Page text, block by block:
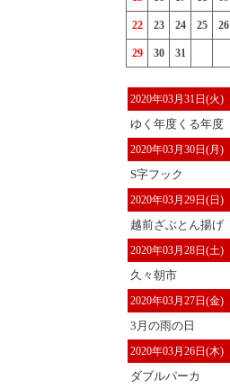
22 23 24 25 26
29 30 31
2020年03月31日(火)
ゆく年度くる年度
2020年03月30日(月)
S字フック
2020年03月29日(日)
越前ざぶとん揚げ
2020年03月28日(土)
久々朝市
2020年03月27日(金)
3月の雨の日
2020年03月26日(木)
ダブルパーカ